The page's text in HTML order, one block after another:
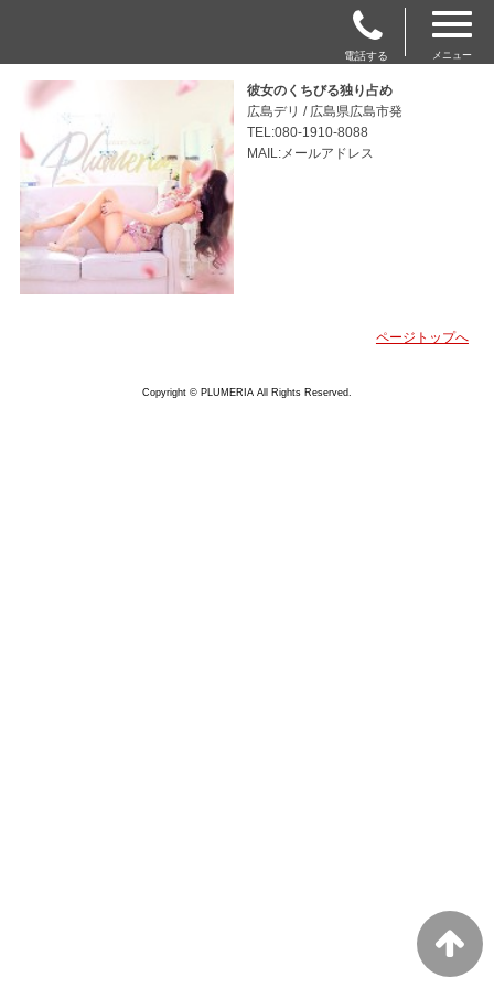
電話する メニュー
彼女のくちびる独り占め
広島デリ / 広島県広島市発
TEL:080-1910-8088
MAIL:メールアドレス
ページトップへ
Copyright © PLUMERIA All Rights Reserved.